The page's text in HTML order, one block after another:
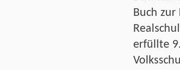
Buch zur
erfüllte